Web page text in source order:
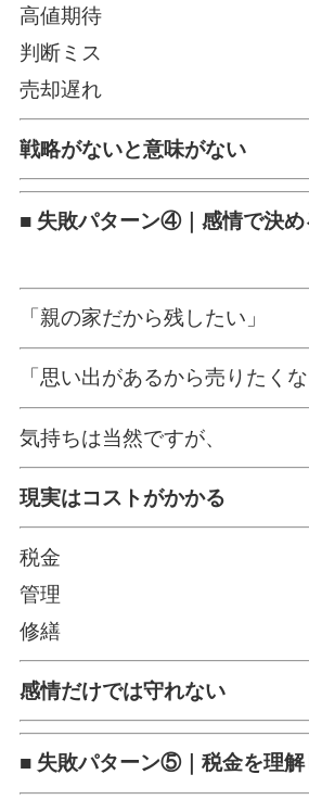
高値期待
判断ミス
売却遅れ
戦略がないと意味がない
■ 失敗パターン④｜感情で決め
「親の家だから残したい」
「思い出があるから売りたくな
気持ちは当然ですが、
現実はコストがかかる
税金
管理
修繕
感情だけでは守れない
■ 失敗パターン⑤｜税金を理解